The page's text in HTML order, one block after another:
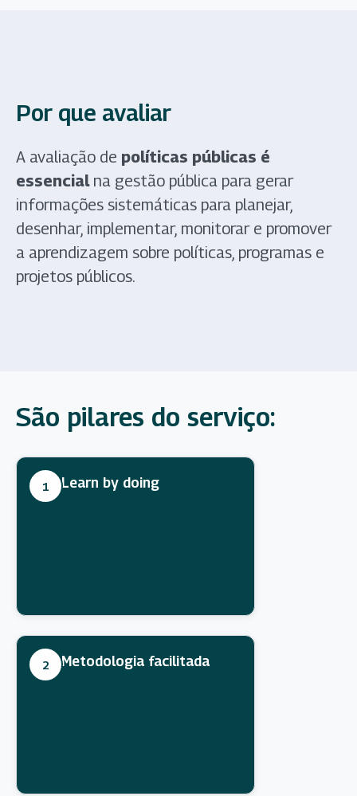
Por que avaliar
A avaliação de políticas públicas é
essencialna gestão pública para gerar
informações sistemáticas para planejar,
desenhar, implementar, monitorar e promover
a aprendizagem sobre políticas, programas e
projetos públicos.
São pilares do serviço:
1 Learn by doing
2 Metodologia facilitada